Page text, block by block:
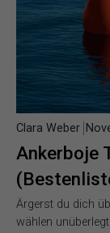
Ankerboje
Clara Weber
Ärgerst du dich
wählen